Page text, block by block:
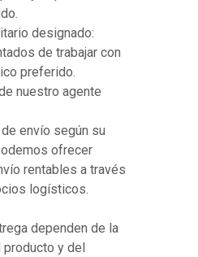
designado:
de trabajar con
preferido.
nuestro agente
envío según su
ofrecer
rentables a través
logísticos.
dependen de la
y del